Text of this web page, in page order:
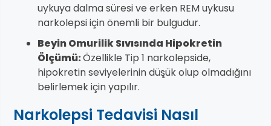
uykuya dalma süresi ve erken REM uykusu
narkolepsi için önemli bir bulgudur.
Beyin Omurilik Sıvısında Hipokretin
Ölçümü:Özellikle Tip 1 narkolepside,
hipokretin seviyelerinin düşük olup olmadığını
belirlemek için yapılır.
Narkolepsi Tedavisi Nasıl